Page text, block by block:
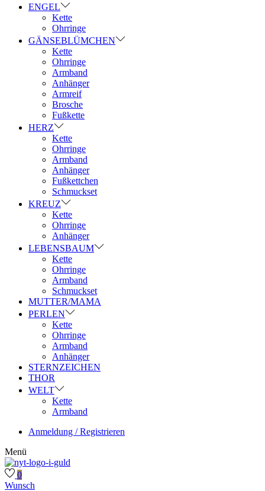
ENGEL
Kette
Ohrringe
GÄNSEBLÜMCHEN
Kette
Ohrringe
Armband
Anhänger
Armreif
Brosche
Fußkette
HERZ
Kette
Ohrringe
Armband
Anhänger
Fußkettchen
Schmuckset
KREUZ
Kette
Ohrringe
Anhänger
LEBENSBAUM
Kette
Ohrringe
Armband
Schmuckset
MUTTER/MAMA
PERLEN
Kette
Ohrringe
Armband
Anhänger
STERNZEICHEN
THOR
WELT
Kette
Armband
Anmeldung / Registrieren
Menü
0
Wunsch